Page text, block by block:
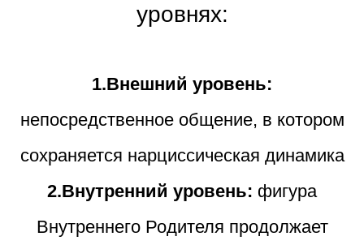
уровнях:
1.Внешний уровень:
непосредственное общение, в котором
сохраняется нарциссическая динамика
2.Внутренний уровень: фигура
Внутреннего Родителя продолжает